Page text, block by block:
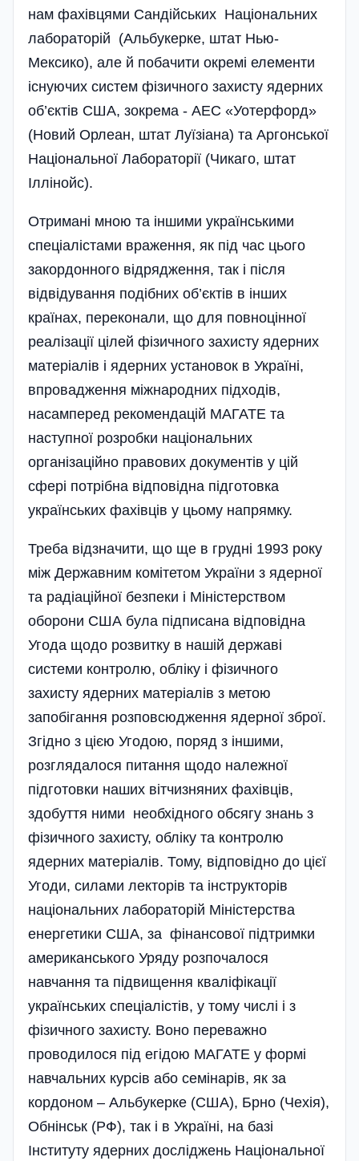
нам фахівцями Сандійських Національних
лабораторій (Альбукерке, штат Нью-
Мексико), але й побачити окремі елементи
існуючих систем фізичного захисту ядерних
об’єктів США, зокрема - АЕС «Уотерфорд»
(Новий Орлеан, штат Луїзіана) та Аргонської
Національної Лабораторії (Чикаго, штат
Іллінойс).
Отримані мною та іншими українськими
спеціалістами враження, як під час цього
закордонного відрядження, так і після
відвідування подібних об’єктів в інших
країнах, переконали, що для повноцінної
реалізації цілей фізичного захисту ядерних
матеріалів і ядерних установок в Україні,
впровадження міжнародних підходів,
насамперед рекомендацій МАГАТЕ та
наступної­ розробки національних
організаційно правових­ документів у цій
сфері потрібна відповідна підготовка
українських фахівців у цьому напрямку.
Треба відзначити, що ще в грудні 1993 року
між Державним комітетом України з ядерної
та радіаційної безпеки і Міністерством
оборони США була підписана відповідна
Угода щодо розвитку в нашій державі
системи контролю, обліку і фізичного
захисту ядерних матеріалів з метою
запобігання розповсюдження ядерної зброї.
Згідно з цією Угодою, поряд з іншими,
розглядалося питання щодо належної
підготовки наших вітчизняних фахівців,
здобуття ними необхідного обсягу знань з
фізичного захисту, обліку та контролю
ядерних матеріалів. Тому, відповідно до цієї
Угоди, силами лекторів та інструкторів
національних лабораторій Міністерства
енергетики США, за фінансової під­тримки
американського Уряду розпочалося
навчання та підвищення кваліфікації
українських спеціалістів, у тому числі і з
фізичного захисту. Воно переважно
проводилося під егідою МАГАТЕ у формі
навчальних курсів або семінарів, як за
кордоном – Альбукерке (США), Брно (Чехія),
Обнінськ (РФ), так і в Україні, на базі
Інституту ядерних досліджень Національної